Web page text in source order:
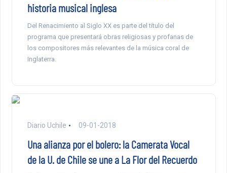
historia musical inglesa
Del Renacimiento al Siglo XX es parte del título del
programa que presentará obras religiosas y profanas de
los compositores más relevantes de la música coral de
Inglaterra.
Diario Uchile 09-01-2018
Una alianza por el bolero: la Camerata Vocal
de la U. de Chile se une a La Flor del Recuerdo